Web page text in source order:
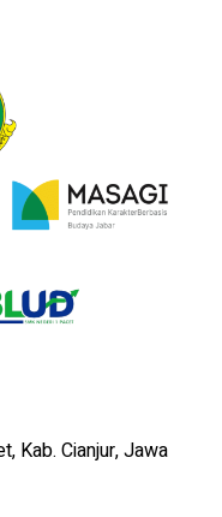
Kab. Cianjur, Jawa